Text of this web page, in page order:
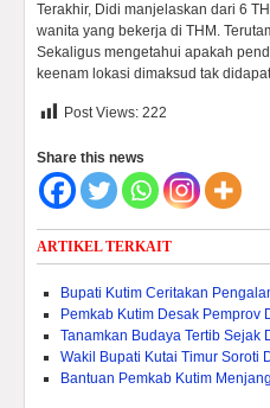
Terakhir, Didi manjelaskan dari 6
wanita yang bekerja di THM.
Sekaligus mengetahui apakah
keenam lokasi dimaksud tak
Post Views: 222
Share this news
ARTIKEL TERKAIT
Bupati Kutim Ceritakan
Pemkab Kutim Desak Pemprov
Tanamkan Budaya Tertib Sejak
Wakil Bupati Kutai Timur Soroti
Bantuan Pemkab Kutim